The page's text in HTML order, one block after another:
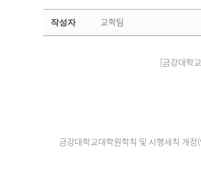
사
공
작성자 교학팀
[금강대학교대학원학칙 및
금강대학교대학원학칙 및 시행세칙 개정